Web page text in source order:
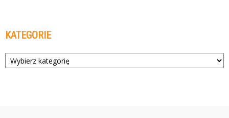
KATEGORIE
Kategorie